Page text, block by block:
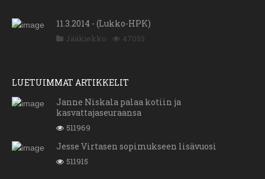
11.3.2014 - (Lukko-HPK)
Jääkiekko 47053
LUETUIMMAT ARTIKKELIT
Janne Niskala palaa kotiin ja
kasvattajaseuraansa
511969
Jesse Virtasen sopimukseen lisävuosi
511915